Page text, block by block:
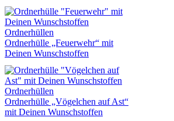
Ordnerhüllen
Ordnerhülle „Feuerwehr“ mit
Deinen Wunschstoffen
Ordnerhüllen
Ordnerhülle „Vögelchen auf Ast“
mit Deinen Wunschstoffen